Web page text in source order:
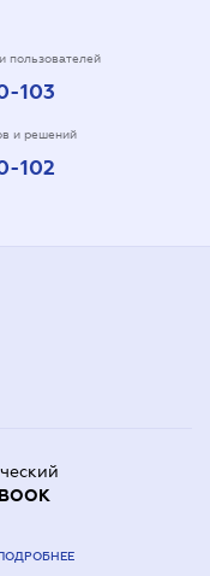
пользователей
103
и решений
102